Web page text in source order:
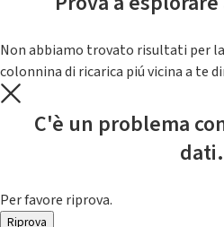
Non abbiamo trovato risultati per
colonnina di ricarica piú vicina a te
C'è un problema
dati.
Per favore riprova.
Riprova